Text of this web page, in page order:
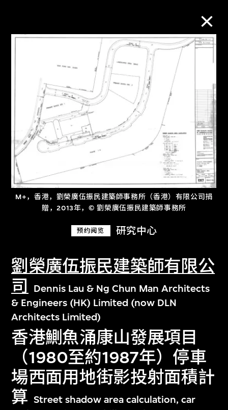
M+，香港，劉榮廣伍振民建築師事務所（香港）有限公司捐
贈，2013年，© 劉榮廣伍振民建築師事務所
预约阅览 研究中心
劉榮廣伍振民建築師有限公
司
Dennis Lau & Ng Chun Man Architects
& Engineers (HK) Limited (now DLN
Architects Limited)
香港鰂魚涌康山發展項目
（1980至約1987年）停車
場西面用地街影投射面積計
算 Street shadow area calculation, car
M+藏品
进一步筛选 搜索
关于M+藏品
探索世界顶级的二十及二十一世纪视觉
文化藏品。